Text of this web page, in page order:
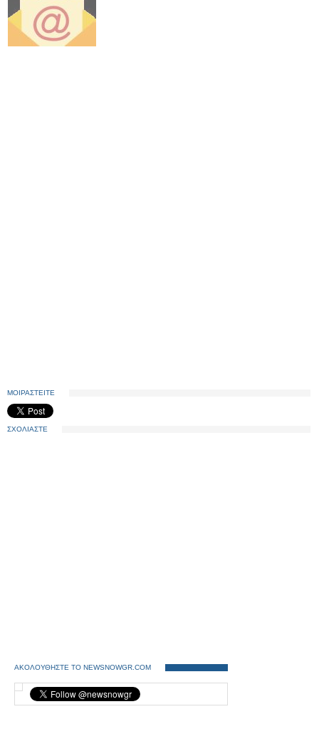
ΜΟΙΡΑΣΤΕΙΤΕ
ΣΧΟΛΙΑΣΤΕ
ΑΚΟΛΟΥΘΗΣΤΕ ΤΟ NEWSNOWGR.COM